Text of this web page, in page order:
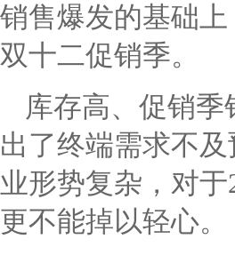
销售爆发的基础
双十二促销季。
库存高、促销
出了终端需求不
业形势复杂，对于
更不能掉以轻心。